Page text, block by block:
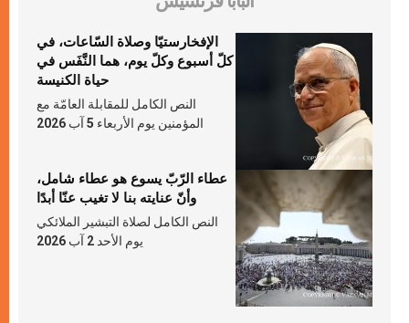
الإفخارستيّا وصلاة السّاعات، في
كلّ أسبوع وكلّ يوم، هما النَّفَس في
حياة الكنيسة
النص الكامل للمقابلة العامّة مع
المؤمنين يوم الأربعاء 5 آب 2026
عطاء الرّبّ يسوع هو عطاء شامل،
وأنّ عنايته بنا لا تغيب عنّا أبدًا
النص الكامل لصلاة التبشير الملائكي
يوم الأحد 2 آب 2026